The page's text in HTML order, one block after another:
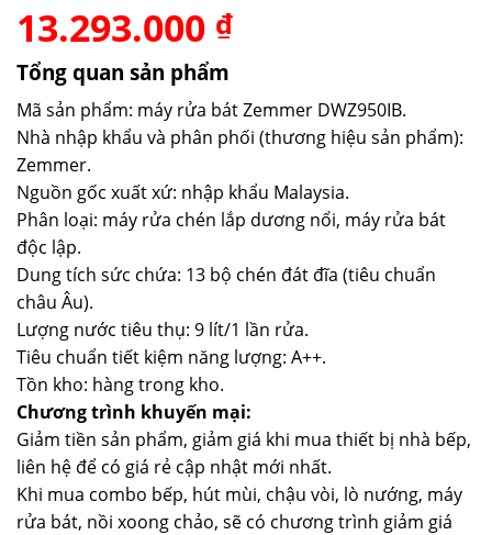
Giá
gốc
là:
18.990.000 ₫.
13.293.000 ₫Giá
là:
13.293.000 ₫.
Tổng quan sản phẩm
Mã sản phẩm: máy rửa bát Zemmer DWZ950IB.
Nhà nhập khẩu và phân phối (thương hiệu sản phẩm):
Zemmer.
Nguồn gốc xuất xứ: nhập khẩu Malaysia.
Phân loại: máy rửa chén lắp dương nổi, máy rửa bát
độc lập.
Dung tích sức chứa: 13 bộ chén đát đĩa (tiêu chuẩn
châu Âu).
Lượng nước tiêu thụ: 9 lít/1 lần rửa.
Tiêu chuẩn tiết kiệm năng lượng: A++.
Tồn kho: hàng trong kho.
Chương trình khuyến mại:
Giảm tiền sản phẩm, giảm giá khi mua thiết bị nhà bếp,
liên hệ để có giá rẻ cập nhật mới nhất.
Khi mua combo bếp, hút mùi, chậu vòi, lò nướng, máy
rửa bát, nồi xoong chảo, sẽ có chương trình giảm giá